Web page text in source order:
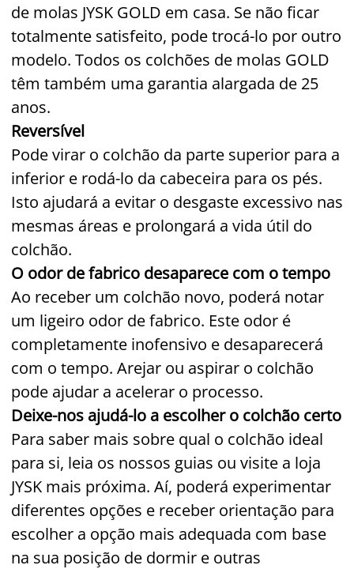
de molas JYSK GOLD em casa. Se não ficar
totalmente satisfeito, pode trocá-lo por outro
modelo. Todos os colchões de molas GOLD
têm também uma garantia alargada de 25
anos.
Reversível
Pode virar o colchão da parte superior para a
inferior e rodá-lo da cabeceira para os pés.
Isto ajudará a evitar o desgaste excessivo nas
mesmas áreas e prolongará a vida útil do
colchão.
O odor de fabrico desaparece com o tempo
Ao receber um colchão novo, poderá notar
um ligeiro odor de fabrico. Este odor é
completamente inofensivo e desaparecerá
com o tempo. Arejar ou aspirar o colchão
pode ajudar a acelerar o processo.
Deixe-nos ajudá-lo a escolher o colchão certo
Para saber mais sobre qual o colchão ideal
para si, leia os nossos guias ou visite a loja
JYSK mais próxima. Aí, poderá experimentar
diferentes opções e receber orientação para
escolher a opção mais adequada com base
na sua posição de dormir e outras